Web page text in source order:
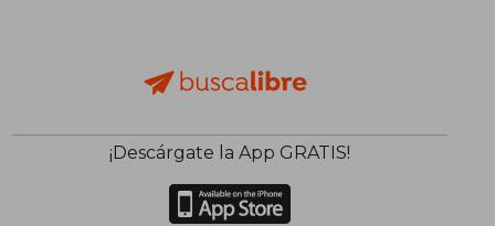
¡Descárgate la App GRATIS!